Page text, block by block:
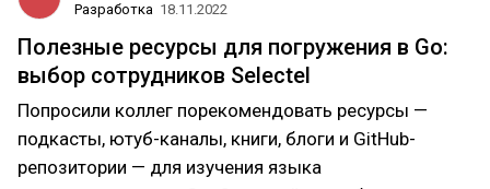
Разработка 18.11.2022
Полезные ресурсы для погружения в Go:
выбор сотрудников Selectel
Попросили коллег порекомендовать ресурсы —
подкасты, ютуб-каналы, книги, блоги и GitHub-
репозитории — для изучения языка